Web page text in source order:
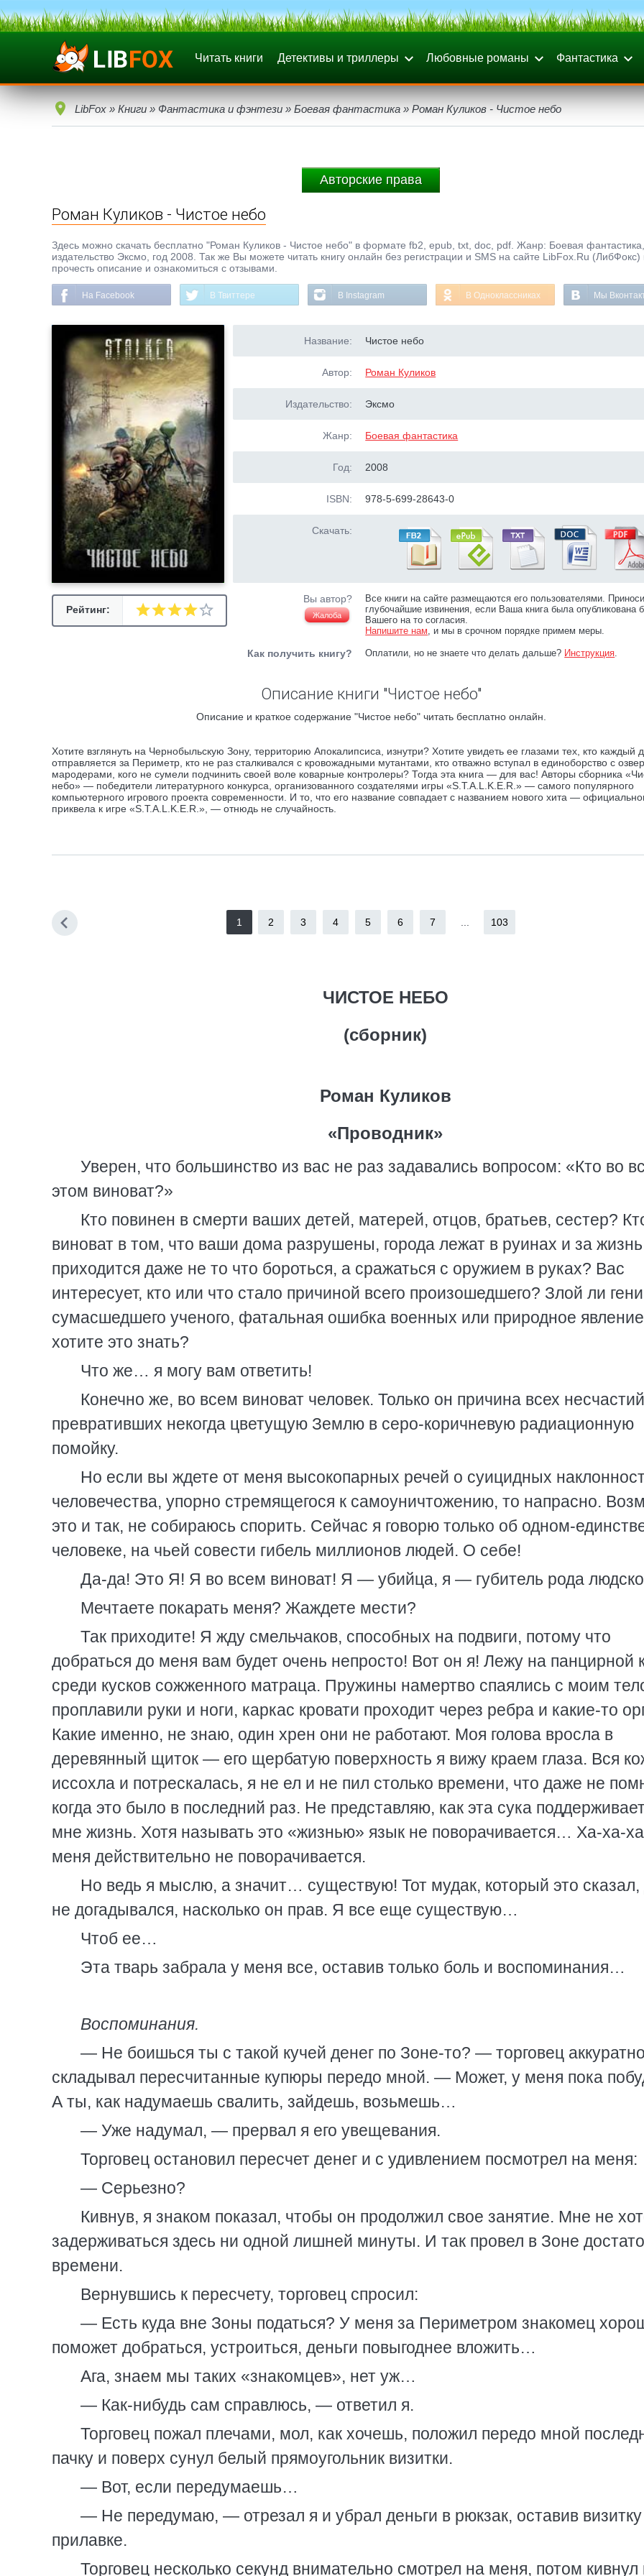
Читать книги Детективы и триллеры Любовные романы Фантастика
LibFox » Книги » Фантастика и фэнтези » Боевая фантастика » Роман Куликов - Чистое небо
Авторские права
Роман Куликов - Чистое небо
Здесь можно скачать бесплатно "Роман Куликов - Чистое небо" в формате fb2, epub, txt, doc, pdf. Жанр: Боевая фантастика,
издательство Эксмо, год 2008. Так же Вы можете читать книгу онлайн без регистрации и SMS на сайте LibFox.Ru (ЛибФокс)
прочесть описание и ознакомиться с отзывами.
На Facebook В Твиттере В Instagram В Одноклассниках Мы
Рейтинг:
Название: Чистое небо
Автор: Роман Куликов
Издательство: Эксмо
Жанр: Боевая фантастика
Год: 2008
ISBN: 978-5-699-28643-0
Скачать:
Вы автор?
Жалоба
Все книги на сайте размещаются его пользователями.
глубочайшие извинения, если Ваша книга была опубликована
Вашего на то согласия.
Напишите нам, и мы в срочном порядке примем меры.
Как получить книгу? Оплатили, но не знаете что делать дальше? Инструкция.
Описание книги "Чистое небо"
Описание и краткое содержание "Чистое небо" читать бесплатно онлайн.
Хотите взглянуть на Чернобыльскую Зону, территорию Апокалипсиса, изнутри? Хотите увидеть ее глазами тех, кто каждый
отправляется за Периметр, кто не раз сталкивался с кровожадными мутантами, кто отважно вступал в единоборство с
мародерами, кого не сумели подчинить своей воле коварные контролеры? Тогда эта книга — для вас! Авторы сборника
небо» — победители литературного конкурса, организованного создателями игры «S.T.A.L.K.E.R.» — самого популярного
компьютерного игрового проекта современности. И то, что его название совпадает с названием нового хита —
приквела к игре «S.T.A.L.K.E.R.», — отнюдь не случайность.
1 2 3 4 5 6 7 103
ЧИСТОЕ НЕБО
(сборник)
Роман Куликов
«Проводник»
Уверен, что большинство из вас не раз задавались вопросом: «Кто во
этом виноват?»
Кто повинен в смерти ваших детей, матерей, отцов, братьев, сестер?
виноват в том, что ваши дома разрушены, города лежат в руинах и за жизнь
приходится даже не то что бороться, а сражаться с оружием в руках? Вас
интересует, кто или что стало причиной всего произошедшего? Злой ли
сумасшедшего ученого, фатальная ошибка военных или природное
хотите это знать?
Что же… я могу вам ответить!
Конечно же, во всем виноват человек. Только он причина всех
превративших некогда цветущую Землю в серо-коричневую радиационную
помойку.
Но если вы ждете от меня высокопарных речей о суицидных
человечества, упорно стремящегося к самоуничтожению, то напрасно.
это и так, не собираюсь спорить. Сейчас я говорю только об одном-
человеке, на чьей совести гибель миллионов людей. О себе!
Да-да! Это Я! Я во всем виноват! Я — убийца, я — губитель рода
Мечтаете покарать меня? Жаждете мести?
Так приходите! Я жду смельчаков, способных на подвиги, потому что
добраться до меня вам будет очень непросто! Вот он я! Лежу на панцирной
среди кусков сожженного матраца. Пружины намертво спаялись с моим
проплавили руки и ноги, каркас кровати проходит через ребра и какие-то
Какие именно, не знаю, один хрен они не работают. Моя голова вросла в
деревянный щиток — его щербатую поверхность я вижу краем глаза. Вся
иссохла и потрескалась, я не ел и не пил столько времени, что даже не
когда это было в последний раз. Не представляю, как эта сука
мне жизнь. Хотя называть это «жизнью» язык не поворачивается… Ха-ха-
меня действительно не поворачивается.
Но ведь я мыслю, а значит… существую! Тот мудак, который это
не догадывался, насколько он прав. Я все еще существую…
Чтоб ее…
Эта тварь забрала у меня все, оставив только боль и воспоминания…
Воспоминания.
— Не боишься ты с такой кучей денег по Зоне-то? — торговец аккуратно
складывал пересчитанные купюры передо мной. — Может, у меня пока
А ты, как надумаешь свалить, зайдешь, возьмешь…
— Уже надумал, — прервал я его увещевания.
Торговец остановил пересчет денег и с удивлением посмотрел на меня:
— Серьезно?
Кивнув, я знаком показал, чтобы он продолжил свое занятие. Мне не
задерживаться здесь ни одной лишней минуты. И так провел в Зоне
времени.
Вернувшись к пересчету, торговец спросил:
— Есть куда вне Зоны податься? У меня за Периметром знакомец
поможет добраться, устроиться, деньги повыгоднее вложить…
Ага, знаем мы таких «знакомцев», нет уж…
— Как-нибудь сам справлюсь, — ответил я.
Торговец пожал плечами, мол, как хочешь, положил передо мной
пачку и поверх сунул белый прямоугольник визитки.
— Вот, если передумаешь…
— Не передумаю, — отрезал я и убрал деньги в рюкзак, оставив
прилавке.
Торговец несколько секунд внимательно смотрел на меня, потом кивнул